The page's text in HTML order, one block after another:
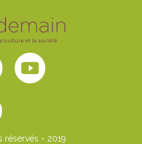
réservés - 2019